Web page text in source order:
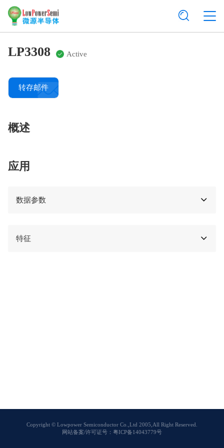
LP3308 Active
转存邮件
概述
应用
数据参数
特征
Copyright © Lowpower Semiconductor Co.,Ltd 2005,All Right Reserved.
网站备案/许可证号：粤ICP备14043779号